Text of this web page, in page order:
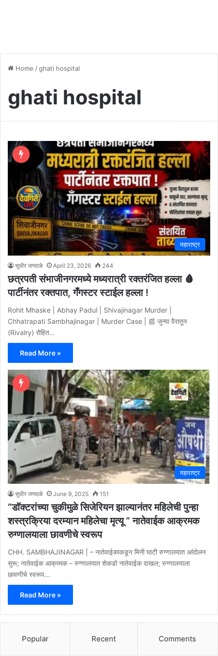
Home /ghati hospital
ghati hospital
महाराष्ट्र
सुधीर जगदाळे April 23, 2026 244
छत्रपती संभाजीनगरमध्ये मध्यरात्री रक्तरंजित हल्ला 🩸
पार्टीनंतर रक्तपात, गँगस्टर स्टाईल हल्ला !
Rohit Mhaske | Abhay Padul | Shivajinagar Murder |
Chhatrapati Sambhajinagar | Murder Case | 📰 जुन्या वैरातून
(Rivalry) रोहित…
Read More »
महाराष्ट्र
सुधीर जगदाळे June 9, 2025 151
”डॉक्टरांच्या चुकीमुळे सिजेरियन झाल्यानंतर महिलेची पुन्हा
शस्त्रक्रिया दरम्यान महिलेचा मृत्यू ” नातेवाईक आक्रमक
रुग्णालयाला छावणीचे स्वरूप
CHH. SAMBHAJINAGAR | – नातेवाईकाकडून मिनी घाटी रुग्णालयात आंदोलन
सुरू; नातेवाईक आक्रमक – रुग्णालयात शेकडो नातेवाईक दाखल; रुग्णालयाला
छावणीचे स्वरूप…
Read More »
Popular Recent Comments